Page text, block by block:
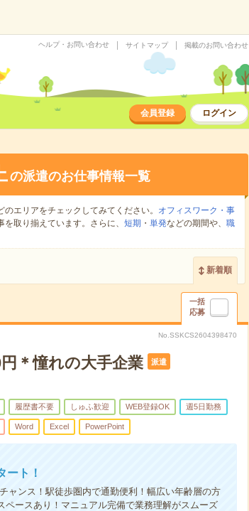
ヘルプ・お問い合わせ サイトマップ 掲載のお問い合わせ
会員登録 ログイン
の派遣のお仕事情報一覧
のエリアをチェックしてみてください。
オフィスワーク・事
を取り揃えています。さらに、 短期 ・ 単発などの期間や、 職
新着順
一括
応募
No.SSKCS2604398470
＊憧れの大手企業 派遣
履歴書不要 しゅふ歓迎 WEB登録OK 週5日勤務
Word Excel PowerPoint
ート！
ャンス！駅徒歩圏内で通勤便利！幅広い年齢層の方
ースあり！マニュアル完備で業務理解がスムーズ